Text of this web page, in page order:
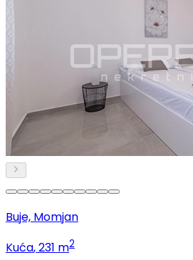
Buje, Momjan
Kuća, 231 m2